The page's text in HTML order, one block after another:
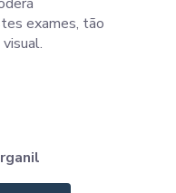
exames, tão